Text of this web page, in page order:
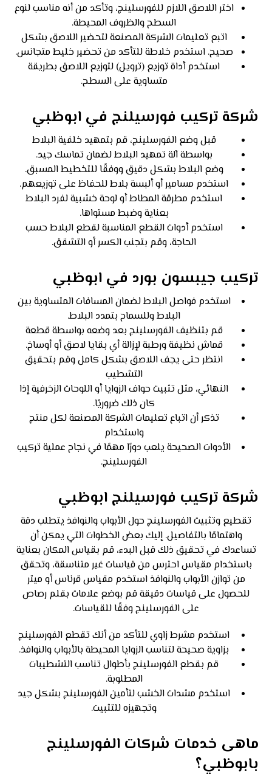
اختر اللاصق اللازم للفورسلينج، وتأكد من أنه مناسب لنوع
السطح والظروف المحيطة.
اتبع تعليمات الشركة المصنعة لتحضير اللاصق بشكل
صحيح. استخدم خلاطة للتأكد من تحضير خليط متجانس.
استخدم أداة توزيع (ترويل) لتوزيع اللاصق بطريقة
متساوية على السطح.
شركة تركيب فورسيلنج في ابوظبي
قبل وضع الفورسلينج، قم بتمهيد خلفية البلاط
بواسطة آلة تمهيد البلاط لضمان تماسك جيد.
وضع البلاط بشكل دقيق ووفقًا للتخطيط المسبق.
استخدم مسامير أو ألبسة بلاط للحفاظ على توزيعهم.
استخدم مطرقة المطاط أو لوحة خشبية لفرد البلاط
بعناية وضبط مستواها.
استخدم أدوات القطع المناسبة لقطع البلاط حسب
الحاجة، وقم بتجنب الكسر أو التشقق.
تركيب جيبسون بورد في ابوظبي
استخدم فواصل البلاط لضمان المسافات المتساوية بين
البلاط وللسماح بتمدد البلاط.
قم بتنظيف الفورسلينج بعد وضعه بواسطة قطعة
قماش نظيفة ورطبة لإزالة أي بقايا لاصق أو أوساخ.
انتظر حتى يجف اللاصق بشكل كامل وقم بتحقيق
التشطيب
النهائي، مثل تثبيت حواف الزوايا أو اللوحات الزخرفية إذا
كان ذلك ضروريًا.
تذكر أن اتباع تعليمات الشركة المصنعة لكل منتج
واستخدام
الأدوات الصحيحة يلعب دورًا مهمًا في نجاح عملية تركيب
الفورسلينج.
شركة تركيب فورسيلنج ابوظبي
تقطيع وتثبيت الفورسلينج حول الأبواب والنوافذ يتطلب دقة
واهتمامًا بالتفاصيل. إليك بعض الخطوات التي يمكن أن
تساعدك في تحقيق ذلك قبل البدء، قم بقياس المكان بعناية
باستخدام مقياس احترس من قياسات غير متناسقة، وتحقق
من توازن الأبواب والنوافذ استخدم مقياس قرناس أو ميتر
للحصول على قياسات دقيقة قم بوضع علامات بقلم رصاص
على الفورسلينج وفقًا للقياسات.
استخدم مشرط زاوي للتأكد من أنك تقطع الفورسلينج
بزاوية صحيحة لتناسب الزوايا المحيطة بالأبواب والنوافذ.
قم بقطع الفورسلينج بأطوال تناسب التشطيبات
المطلوبة.
استخدم مشدات الخشب لتأمين الفورسلينج بشكل جيد
وتجهيزه للتثبيت.
ماهى خدمات شركات الفورسلينج
بابوظبي؟